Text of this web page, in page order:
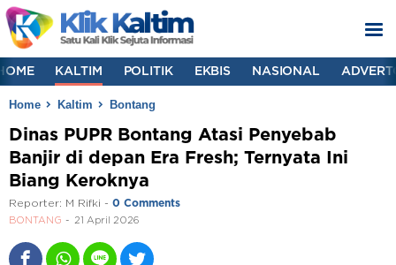
KALTIM POLITIK EKBIS NASIONAL
Home Kaltim Bontang
Dinas PUPR Bontang Atasi Penyebab
Banjir di depan Era Fresh; Ternyata Ini
Biang Keroknya
Reporter: M Rifki - 0 Comments
BONTANG 21 April 2026